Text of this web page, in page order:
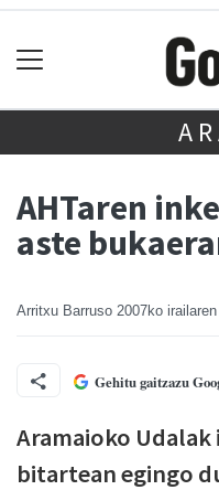
AHTaren
aste
Arritxu Barruso 2007ko
Gehitu gaitzazu
Aramaioko Udalak
bitartean egingo